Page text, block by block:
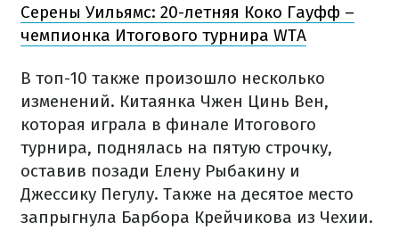
Серены Уильямс: 20-летняя Коко Гауфф –
чемпионка Итогового турнира WTA
В топ-10 также произошло несколько
изменений. Китаянка Чжен Цинь Вен,
которая играла в финале Итогового
турнира, поднялась на пятую строчку,
оставив позади Елену Рыбакину и
Джессику Пегулу. Также на десятое место
запрыгнула Барбора Крейчикова из Чехии.